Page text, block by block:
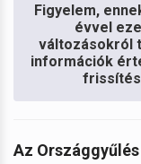
Figyelem,
évvel
változásokról
információk
frissítés
Az